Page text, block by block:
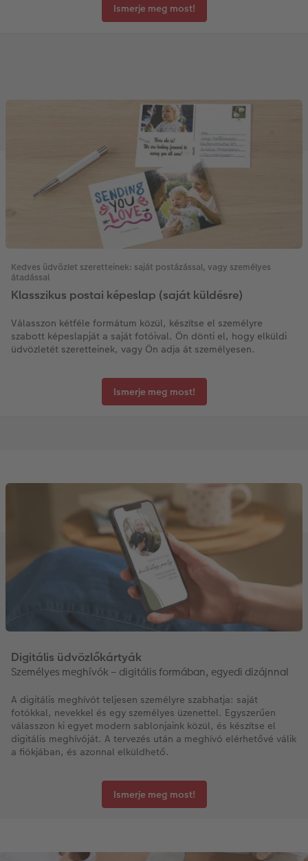
Ismerje meg most!
Kedves üdvözlet szeretteinek: saját postázással, vagy személyes
átadással
Klasszikus postai képeslap (saját küldésre)
Válasszon kétféle formátum közül, készítse el személyre
szabott képeslapját a saját fotóival. Ön dönti el, hogy elküldi
üdvözletét szeretteinek, vagy Ön adja át személyesen.
Ismerje meg most!
Digitális üdvözlőkártyák
Személyes meghívók – digitális formában, egyedi dizájnnal
A digitális meghívót teljesen személyre szabhatja: saját
fotókkal, nevekkel és egy személyes üzenettel. Egyszerűen
válasszon ki egyet modern sablonjaink közül, és készítse el
digitális meghívóját. A tervezés után a meghívó elérhetővé válik
a fiókjában, és azonnal elküldhető.
Ismerje meg most!